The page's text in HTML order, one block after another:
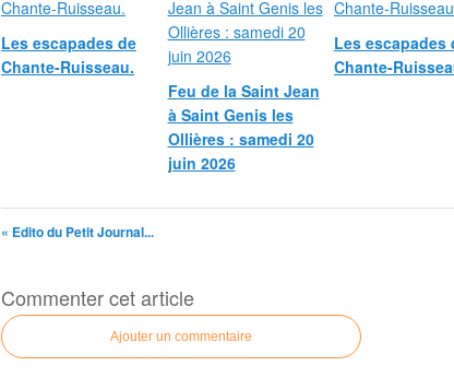
Les escapades de
Chante-Ruisseau.
Feu de la Saint Jean
à Saint Genis les
Ollières : samedi 20
juin 2026
Les escapades
Chante-
« Edito du Petit Journal...
Commenter cet article
Ajouter un commentaire